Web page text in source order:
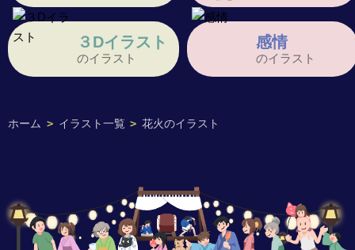
ホーム > イラスト一覧 > 花火のイラスト
３Dイラスト
のイラスト
感情
のイラスト